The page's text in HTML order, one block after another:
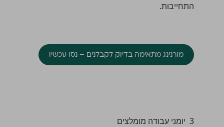
התחייבות.
מורנינג מתאימה בדיוק לקבלנים – נסו עכשיו
3 יומני עבודה מומלצים